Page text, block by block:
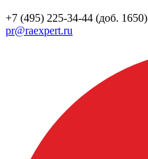
+7 (495) 225-34-44 (доб. 1650)
pr@raexpert.ru